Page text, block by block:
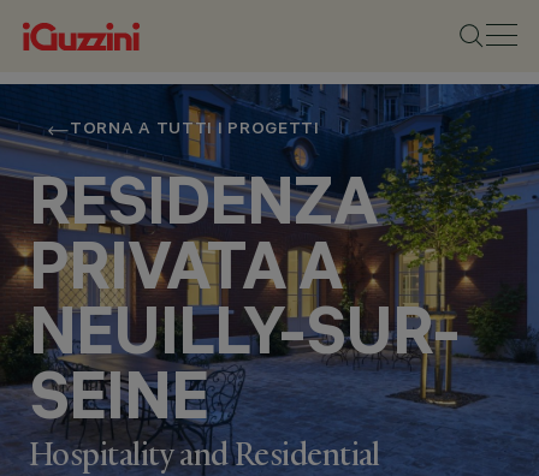
TORNA A TUTTI I PROGETTI
RESIDENZA
PRIVATA A
NEUILLY-SUR-
SEINE
Hospitality and Residential